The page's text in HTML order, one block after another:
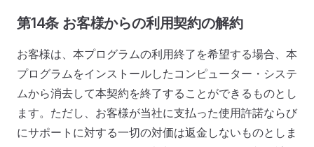
第14条 お客様からの利用契約の解約
お客様は、本プログラムの利用終了を希望する場合、本
プログラムをインストールしたコンピューター・システ
ムから消去して本契約を終了することができるものとし
ます。ただし、お客様が当社に支払った使用許諾ならび
にサポートに対する一切の対価は返金しないものとしま